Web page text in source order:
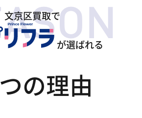
文京区買取で
が選ばれる
つの理由